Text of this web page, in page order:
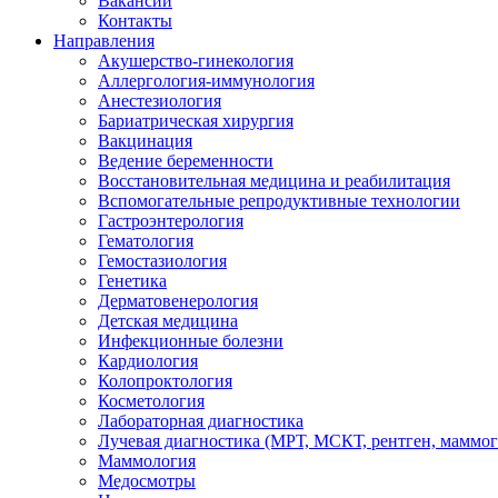
Контакты
Направления
Акушерство-гинекология
Аллергология-иммунология
Анестезиология
Бариатрическая хирургия
Вакцинация
Ведение беременности
Восстановительная медицина и реабилитация
Вспомогательные репродуктивные технологии
Гастроэнтерология
Гематология
Гемостазиология
Генетика
Дерматовенерология
Детская медицина
Инфекционные болезни
Кардиология
Колопроктология
Косметология
Лабораторная диагностика
Лучевая диагностика (МРТ, МСКТ, рентген,
Маммология
Медосмотры